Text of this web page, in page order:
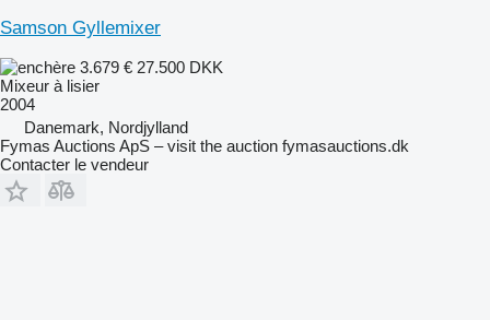
Samson Gyllemixer
3.679 € 27.500 DKK
Mixeur à lisier
2004
Danemark, Nordjylland
Fymas Auctions ApS – visit the auction fymasauctions.dk
Contacter le vendeur